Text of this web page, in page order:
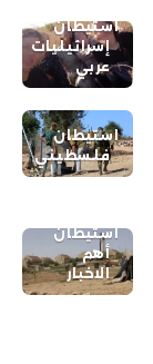
استيطان
إسرائيليات
عربي
استيطان
فلسطيني
استيطان
أهم
الاخبار